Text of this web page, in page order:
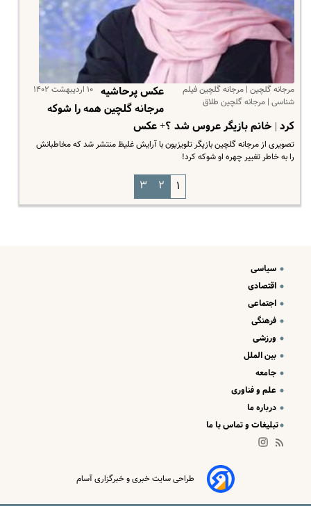
مرجانه گلچین | مرجانه گلچین فیلم
شناسی | مرجانه گلچین طلاق
۱۰ اردیبهشت ۱۴۰۲
عکس‌ پرحاشیه
مرجانه گلچین همه را شوکه
کرد | خانم بازیگر عروس شد ؟+ عکس
تصویری از مرجانه گلچین بازیگر تلویزیون با آرایش غلیظ منتشر شد که مخاطبانش
را به خاطر تغییر چهره او شوکه کرد!
۱ ۲ ۳
سیاسی
اقتصادی
اجتماعی
فرهنگی
ورزشی
بین الملل
جامعه
علم و فناوری
درباره ما
تبلیغات و تماس با ما
طراحی سایت خبری و خبرگزاری آسام